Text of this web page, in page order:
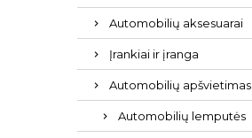
Automobilių aksesuarai
Įrankiai ir įranga
Automobilių apšvietimas
Automobilių lemputės